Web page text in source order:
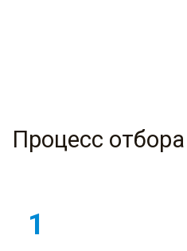
Процесс отбора
1